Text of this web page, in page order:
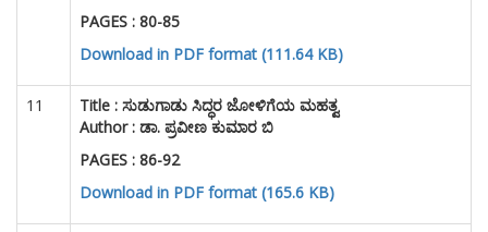
PAGES : 80-85
Download in PDF format (111.64 KB)
11 Title : ಸುಡುಗಾಡು ಸಿದ್ಧರ ಜೋಳಿಗೆಯ ಮಹತ್ವ
Author : ಡಾ. ಪ್ರವೀಣ ಕುಮಾರ ಬಿ
PAGES : 86-92
Download in PDF format (165.6 KB)